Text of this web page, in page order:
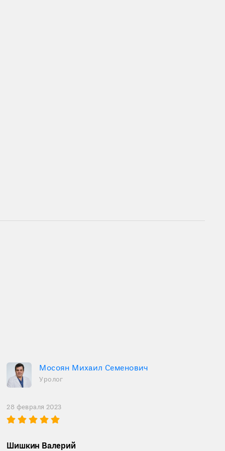
Мосоян Михаил Семенович
Уролог
28 февраля 2023
Шишкин Валерий